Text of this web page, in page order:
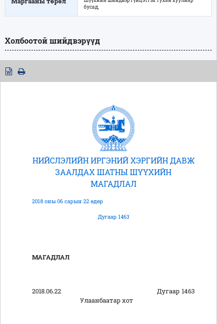
бусад,
Холбоотой шийдвэрүүд
НИЙСЛЭЛИЙН ИРГЭНИЙ ХЭРГИЙН ДАВЖ
ЗААЛДАХ ШАТНЫ ШҮҮХИЙН
МАГАДЛАЛ
2018 оны 06 сарын 22 өдөр
Дугаар 1463
МАГАДЛАЛ
2018.06.22 Дугаар 1463
Улаанбаатар хот